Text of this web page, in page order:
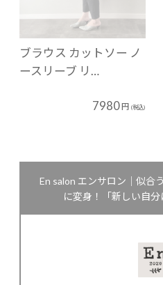
ブラウス カットソー ノ
ースリーブ リ…
7980 円 (税込)
En salon エンサロン｜似合
に変身！「新しい自